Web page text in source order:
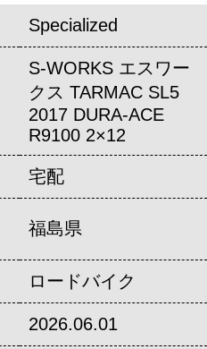
Specialized
S-WORKS エスワー
クス TARMAC SL5
2017 DURA-ACE
R9100 2×12
宅配
福島県
ロードバイク
2026.06.01